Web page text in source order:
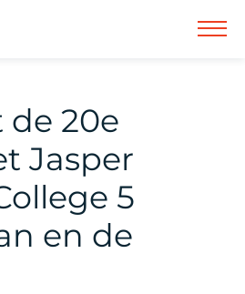
de 20e
Jasper
5
en de